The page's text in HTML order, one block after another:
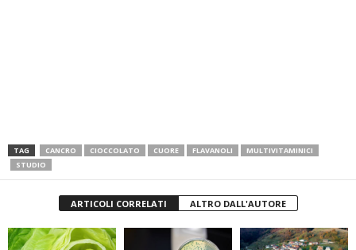
TAG CANCRO CIOCCOLATO CUORE FLAVANOLI
MULTIVITAMINICI
STUDIO
ARTICOLI CORRELATI ALTRO DALL'AUTORE